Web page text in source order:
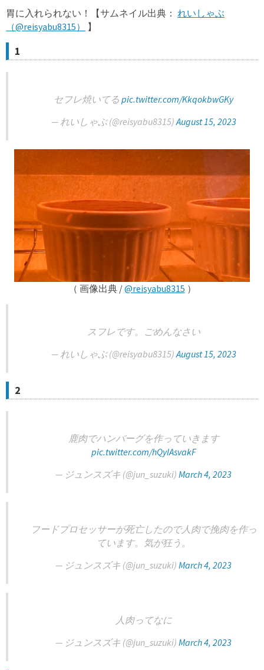
胃に入れられない！【サムネイル出典： れいしゃぶ
（@reisyabu8315）
】
1
セフレ焼いてる pic.twitter.com/KkqokbwGKy
— れいしゃぶ (@reisyabu8315)August 15, 2023
（ 画像出典 /@reisyabu8315 ）
スフレです。ごめんなさい
— れいしゃぶ (@reisyabu8315)August 15, 2023
2
鹿肉でハンバーグを作っていきます
pic.twitter.com/hQyIAsvakF
— ジュンスズキ (@jun_suzuki) March 4, 2023
フードプロセッサーが死亡したので人肉で挽肉を作っ
ています。気が狂う。
— ジュンスズキ (@jun_suzuki) March 4, 2023
人肉ってなに
— ジュンスズキ (@jun_suzuki) March 4, 2023